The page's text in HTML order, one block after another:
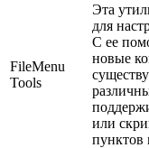
FileMenu
Tools
Эта
для
С ее
новые
или
пунктов